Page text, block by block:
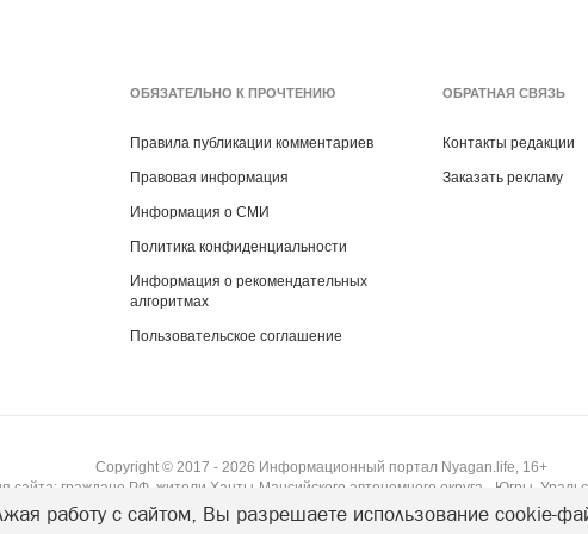
ОБЯЗАТЕЛЬНО К ПРОЧТЕНИЮ
Правила публикации комментариев
Правовая информация
Информация о СМИ
Политика конфиденциальности
Информация о рекомендательных
алгоритмах
Пользовательское соглашение
ОБРАТНАЯ СВЯЗЬ
Контакты редакции
Заказать рекламу
Copyright © 2017 - 2026 Информационный портал Nyagan.life, 16+
сайта: граждане РФ, жители Ханты-Мансийского автономного округа - Югры,
работу с сайтом, Вы разрешаете использование cookie-